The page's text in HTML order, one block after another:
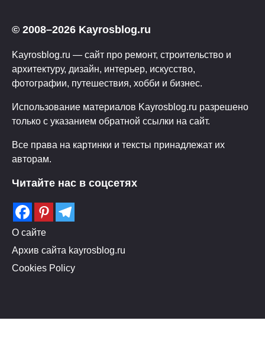
© 2008–2026 Kayrosblog.ru
Kayrosblog.ru — сайт про ремонт, строительство и
архитектуру, дизайн, интерьер, искусство,
фотографии, путешествия, хобби и бизнес.
Использование материалов Kayrosblog.ru разрешено
только с указанием обратной ссылки на сайт.
Все права на картинки и тексты принадлежат их
авторам.
Читайте нас в соцсетях
О сайте
Архив сайта kayrosblog.ru
Cookies Policy